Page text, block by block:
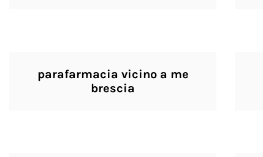
parafarmacia vicino a me
brescia